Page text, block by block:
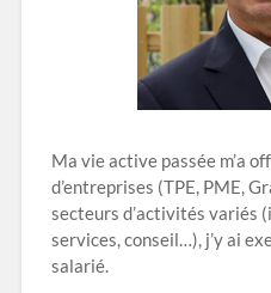
Ma vie active passée m’a
d’entreprises (TPE, PME,
secteurs d’activités variés
services, conseil…), j’y ai
salarié.